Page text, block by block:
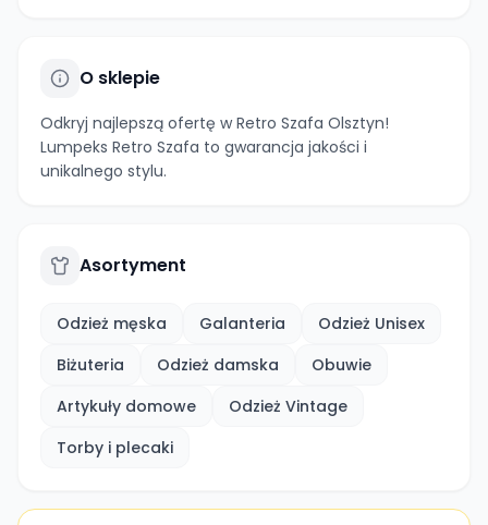
O sklepie
Odkryj najlepszą ofertę w Retro Szafa Olsztyn!
Lumpeks Retro Szafa to gwarancja jakości i
unikalnego stylu.
Asortyment
Odzież męska Galanteria
Odzież Unisex
Biżuteria
Odzież damska
Obuwie
Artykuły domowe
Odzież Vintage
Torby i plecaki